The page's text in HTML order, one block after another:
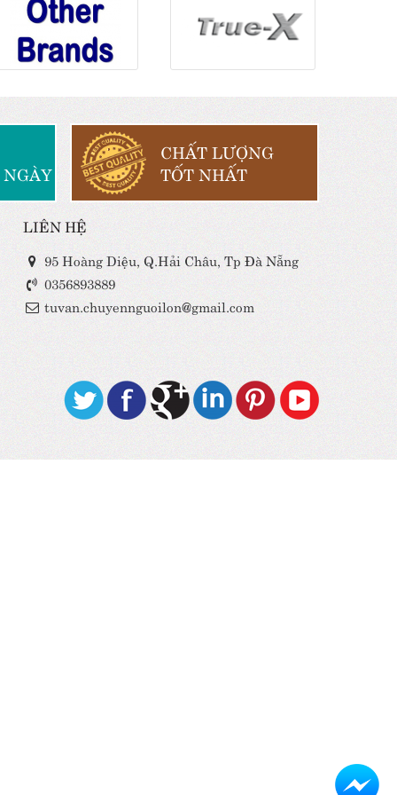
NGÀY
CHẤT LƯỢNG
TỐT NHẤT
LIÊN HỆ
95 Hoàng Diệu, Q.Hải Châu, Tp Đà Nẵng
0356893889
tuvan.chuyennguoilon@gmail.com